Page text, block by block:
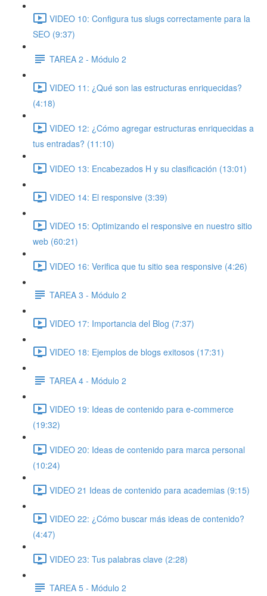
VIDEO 10: Configura tus slugs correctamente para la
SEO (9:37)
TAREA 2 - Módulo 2
VIDEO 11: ¿Qué son las estructuras enriquecidas?
(4:18)
VIDEO 12: ¿Cómo agregar estructuras enriquecidas a
tus entradas? (11:10)
VIDEO 13: Encabezados H y su clasificación (13:01)
VIDEO 14: El responsive (3:39)
VIDEO 15: Optimizando el responsive en nuestro sitio
web (60:21)
VIDEO 16: Verifica que tu sitio sea responsive (4:26)
TAREA 3 - Módulo 2
VIDEO 17: Importancia del Blog (7:37)
VIDEO 18: Ejemplos de blogs exitosos (17:31)
TAREA 4 - Módulo 2
VIDEO 19: Ideas de contenido para e-commerce
(19:32)
VIDEO 20: Ideas de contenido para marca personal
(10:24)
VIDEO 21 Ideas de contenido para academias (9:15)
VIDEO 22: ¿Cómo buscar más ideas de contenido?
(4:47)
VIDEO 23: Tus palabras clave (2:28)
TAREA 5 - Módulo 2